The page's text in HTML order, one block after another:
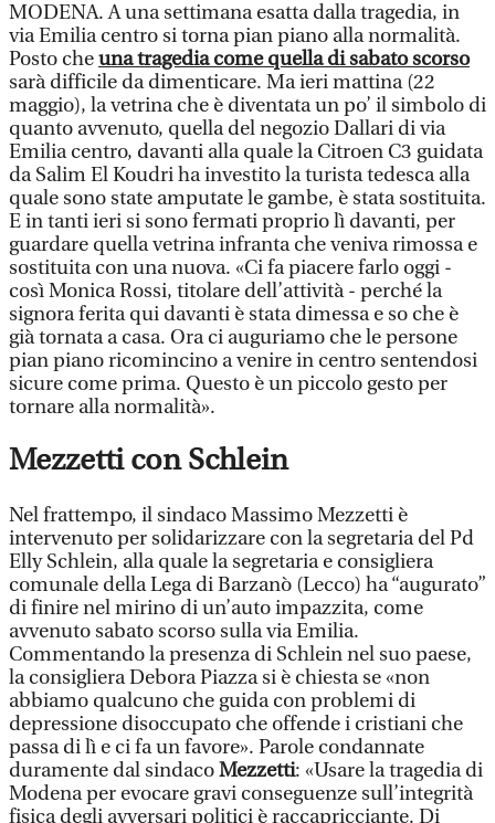
MODENA. A una settimana esatta dalla tragedia, in
via Emilia centro si torna pian piano alla normalità.
Posto cheuna tragedia come quella di sabato scorso
sarà difficile da dimenticare. Ma ieri mattina (22
maggio), la vetrina che è diventata un po’ il simbolo di
quanto avvenuto, quella del negozio Dallari di via
Emilia centro, davanti alla quale la Citroen C3 guidata
da Salim El Koudri ha investito la turista tedesca alla
quale sono state amputate le gambe, è stata sostituita.
E in tanti ieri si sono fermati proprio lì davanti, per
guardare quella vetrina infranta che veniva rimossa e
sostituita con una nuova. «Ci fa piacere farlo oggi -
così Monica Rossi, titolare dell’attività - perché la
signora ferita qui davanti è stata dimessa e so che è
già tornata a casa. Ora ci auguriamo che le persone
pian piano ricomincino a venire in centro sentendosi
sicure come prima. Questo è un piccolo gesto per
tornare alla normalità».
Mezzetti con Schlein
Nel frattempo, il sindaco Massimo Mezzetti è
intervenuto per solidarizzare con la segretaria del Pd
Elly Schlein, alla quale la segretaria e consigliera
comunale della Lega di Barzanò (Lecco) ha “augurato”
di finire nel mirino di un’auto impazzita, come
avvenuto sabato scorso sulla via Emilia.
Commentando la presenza di Schlein nel suo paese,
la consigliera Debora Piazza si è chiesta se «non
abbiamo qualcuno che guida con problemi di
depressione disoccupato che offende i cristiani che
passa di lì e ci fa un favore». Parole condannate
duramente dal sindacoMezzetti: «Usare la tragedia di
Modena per evocare gravi conseguenze sull’integrità
fisica degli avversari politici è raccapricciante. Di